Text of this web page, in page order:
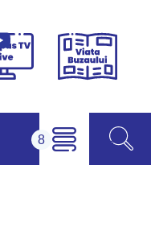
Campus
Viața